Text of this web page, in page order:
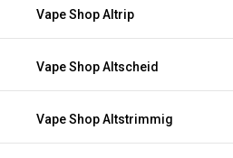
Vape Shop Altrip
Vape Shop Altscheid
Vape Shop Altstrimmig